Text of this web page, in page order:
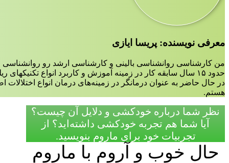
معرفی نویسنده: پریسا ایازی
من کارشناسی روانشناسی بالینی و کارشناسی ارشد رو
حدود ۱۵ سال سابقه کار در زمینه آموزش و کاربرد انواع تکنیکهای ریلکسیشن،مدیتیشن و مایندفولنس دارم.
در حال حاضر به عنوان درمانگر در زمینه‌‌های درمان انواع
هستم.
نظر شما درباره خودکشی و دلایل آن چیست؟
آیا شما هم تجربه خودکشی داشته‌اید؟ از
تجربیات خود برای ماروم بنویسید.
حال خوب و آروم با ماروم